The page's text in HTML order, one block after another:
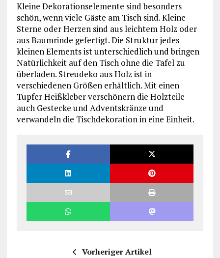
Kleine Dekorationselemente sind besonders
schön, wenn viele Gäste am Tisch sind. Kleine
Sterne oder Herzen sind aus leichtem Holz oder
aus Baumrinde gefertigt. Die Struktur jedes
kleinen Elements ist unterschiedlich und bringen
Natürlichkeit auf den Tisch ohne die Tafel zu
überladen. Streudeko aus Holz ist in
verschiedenen Größen erhältlich. Mit einen
Tupfer Heißkleber verschönern die Holzteile
auch Gestecke und Adventskränze und
verwandeln die Tischdekoration in eine Einheit.
Vorheriger Artikel